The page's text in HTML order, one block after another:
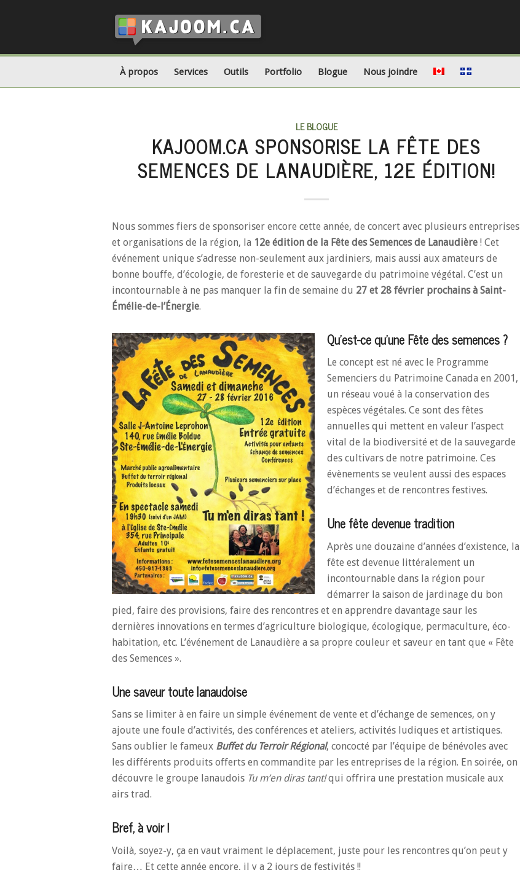
À propos Services Outils Portfolio Blogue Nous joindre
LE BLOGUE
KAJOOM.CA SPONSORISE LA FÊTE DES
SEMENCES DE LANAUDIÈRE, 12E ÉDITION!
Nous sommes fiers de sponsoriser encore cette année, de concert avec plusieurs entreprises
et organisations de la région, la 12e édition de la Fête des Semences de Lanaudière ! Cet
événement unique s’adresse non-seulement aux jardiniers, mais aussi aux amateurs de
bonne bouffe, d’écologie, de foresterie et de sauvegarde du patrimoine végétal. C’est un
incontournable à ne pas manquer la fin de semaine du 27 et 28 février prochains à Saint-
Émélie-de-l’Énergie.
Qu’est-ce qu’une Fête des semences ?
Le concept est né avec le Programme
Semenciers du Patrimoine Canada en 2001,
un réseau voué à la conservation des
espèces végétales. Ce sont des fêtes
annuelles qui mettent en valeur l’aspect
vital de la biodiversité et de la sauvegarde
des cultivars de notre patrimoine. Ces
évènements se veulent aussi des espaces
d’échanges et de rencontres festives.
Une fête devenue tradition
Après une douzaine d’années d’existence, la
fête est devenue littéralement un
incontournable dans la région pour
démarrer la saison de jardinage du bon
pied, faire des provisions, faire des rencontres et en apprendre davantage saur les
dernières innovations en termes d’agriculture biologique, écologique, permaculture, éco-
habitation, etc. L’événement de Lanaudière a sa propre couleur et saveur en tant que « Fête
des Semences ».
Une saveur toute lanaudoise
Sans se limiter à en faire un simple événement de vente et d’échange de semences, on y
ajoute une foule d’activités, des conférences et ateliers, activités ludiques et artistiques.
Sans oublier le fameux Buffet du Terroir Régional, concocté par l’équipe de bénévoles avec
les différents produits offerts en commandite par les entreprises de la région. En soirée, on
découvre le groupe lanaudois Tu m’en diras tant!qui offrira une prestation musicale aux
airs trad.
Bref, à voir !
Voilà, soyez-y, ça en vaut vraiment le déplacement, juste pour les rencontres qu’on peut y
faire… Et cette année encore, il y a 2 jours de festivités !!